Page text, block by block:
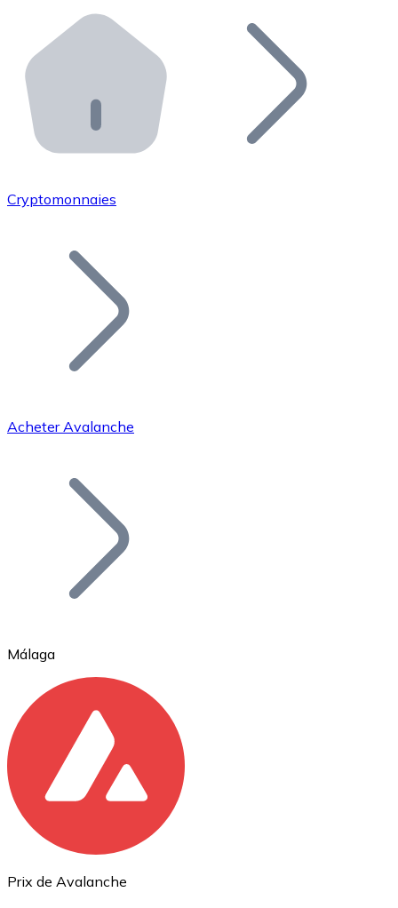
Distributeurs automatiques Bitnovo
Intégrez un ATM Bitnovo dans votre entreprise et
API Bitnovo
Intégrez notre API dans votre écosystème.
Rejoignez notre réseau de distributeurs et
Ajoutez le token de votre projet à notre service
Bitcoin
Ethereum
ETH
Cryptomonnaies
Acheter Avalanche
Málaga
Prix de Avalanche